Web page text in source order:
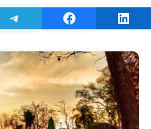
Share on TelegramShare on Facebook